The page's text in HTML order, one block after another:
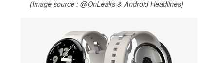
(Image source : @OnLeaks & Android Headlines)